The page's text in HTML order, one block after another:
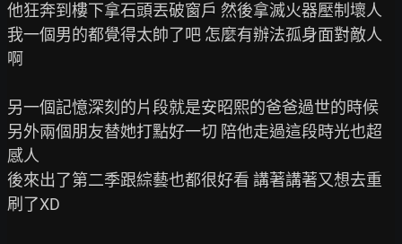
他狂奔到樓下拿石頭丟破窗戶 然後拿滅火器壓制壞人
我一個男的都覺得太帥了吧 怎麼有辦法孤身面對敵人
啊
另一個記憶深刻的片段就是安昭熙的爸爸過世的時候
另外兩個朋友替她打點好一切 陪他走過這段時光也超
感人
後來出了第二季跟綜藝也都很好看 講著講著又想去重
刷了XD